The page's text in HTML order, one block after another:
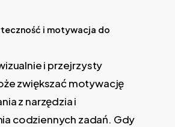
i motywacja do
i przejrzysty
zwiększać motywację
z narzędzia i
codziennych zadań. Gdy